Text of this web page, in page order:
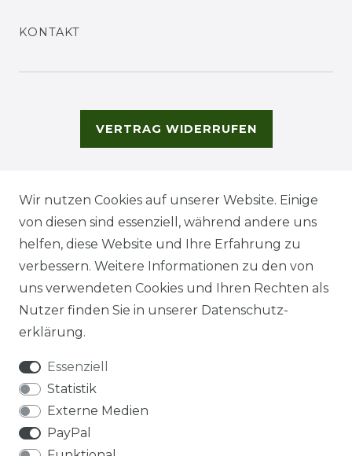
KONTAKT
VERTRAG WIDERRUFEN
Wir nutzen Cookies auf unserer Website. Einige
von diesen sind essenziell, während andere uns
helfen, diese Website und Ihre Erfahrung zu
verbessern. Weitere Informationen zu den von
uns verwendeten Cookies und Ihren Rechten als
Nutzer finden Sie in unserer Daten­schutz­
erklärung.
Essenziell
Statistik
Externe Medien
PayPal